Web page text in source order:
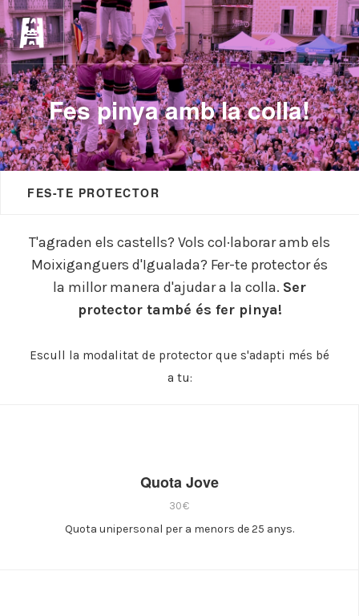
Fes pinya amb la colla!
FES-TE PROTECTOR
T'agraden els castells? Vols col·laborar amb els
Moixiganguers d'Igualada? Fer-te protector és
la millor manera d'ajudar a la colla. Ser
protector també és fer pinya!
Escull la modalitat de protector que s'adapti més bé
a tu:
Quota Jove
30€
Quota unipersonal per a menors de 25 anys.